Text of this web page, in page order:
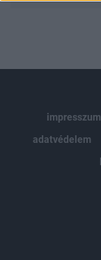
impresszum
adatvédelem